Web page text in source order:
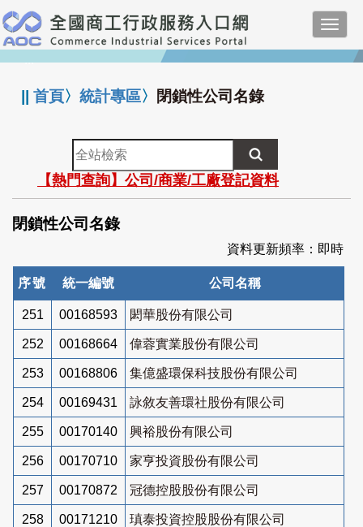
跳
到
主
要
:::
||首頁〉統計專區〉 閉鎖性公司名錄
全
站
檢
索
【熱門查詢】公司/商業/工廠登記資料
閉鎖性公司名錄
資料更新頻率：即時
序號 統一編號 公司名稱
251 00168593 閎華股份有限公司
252 00168664 偉蓉實業股份有限公司
253 00168806 集億盛環保科技股份有限公司
254 00169431 詠敘友善環社股份有限公司
255 00170140 興裕股份有限公司
256 00170710 家亨投資股份有限公司
257 00170872 冠德控股股份有限公司
258 00171210 瑱泰投資控股股份有限公司